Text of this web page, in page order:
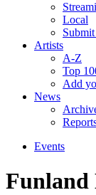
Local
Artists
A-Z
Top
Add
News
Events
Funland